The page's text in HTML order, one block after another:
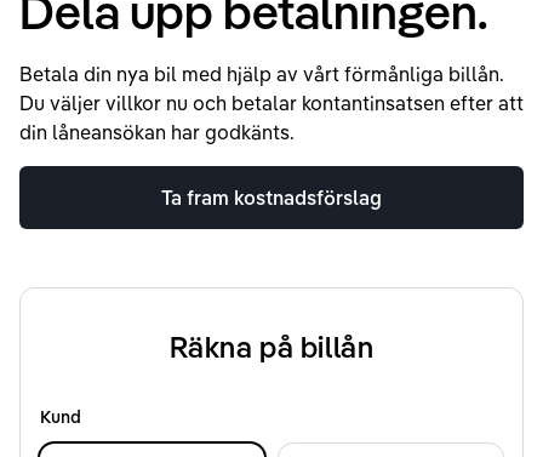
Betala din nya bil med hjälp av vårt förmånliga billån.
Du väljer villkor nu och betalar kontantinsatsen efter att
din låneansökan har godkänts.
Ta fram kostnadsförslag
Räkna på billån
Kund